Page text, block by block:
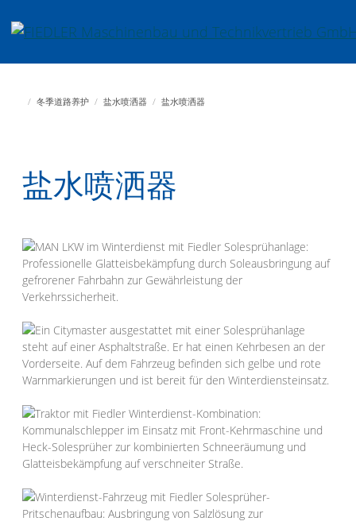
Fiedler Maschinenbau und Technikvertrieb GmbH
冬季道路养护 盐水喷洒器 盐水喷洒器
盐水喷洒器